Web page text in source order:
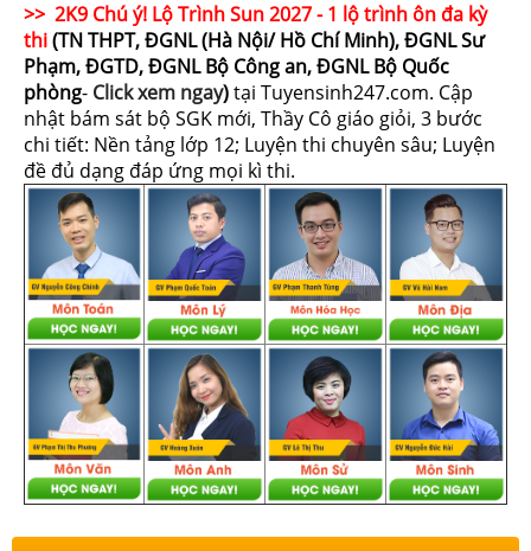
>> 2K9 Chú ý! Lộ Trình Sun 2027 - 1 lộ trình ôn đa kỳ
thi(TN THPT, ĐGNL (Hà Nội/ Hồ Chí Minh), ĐGNL Sư
Phạm, ĐGTD, ĐGNL Bộ Công an, ĐGNL Bộ Quốc
phòng- Click xem ngay)tại Tuyensinh247.com. Cập
nhật bám sát bộ SGK mới, Thầy Cô giáo giỏi, 3 bước
chi tiết: Nền tảng lớp 12; Luyện thi chuyên sâu; Luyện
đề đủ dạng đáp ứng mọi kì thi.